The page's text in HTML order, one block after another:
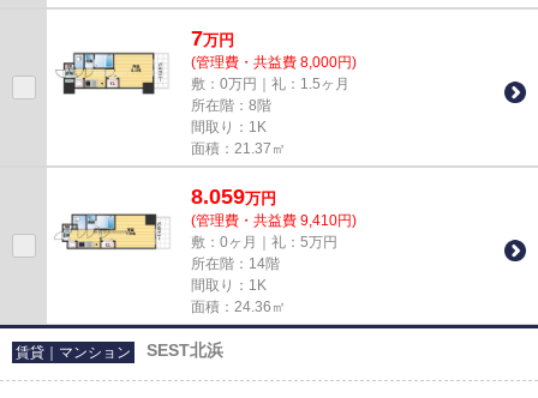
7万円
(管理費・共益費 8,000円)
敷：0万円｜礼：1.5ヶ月
所在階：8階
間取り：1K
面積：21.37㎡
8.059万円
(管理費・共益費 9,410円)
敷：0ヶ月｜礼：5万円
所在階：14階
間取り：1K
面積：24.36㎡
賃貸｜マンション SEST北浜